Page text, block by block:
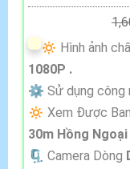
🔅 Hình ảnh
1080P .
⚙ Sử dụng công
🔅 Xem Được
30m Hồng Ngoại
🗜️ Camera Dòng